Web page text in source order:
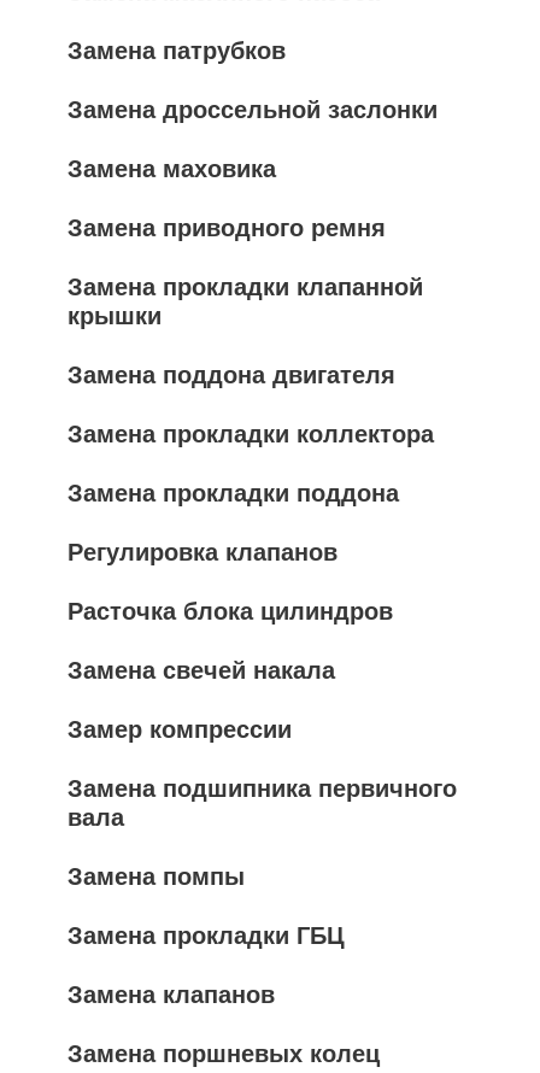
Замена патрубков
Замена дроссельной заслонки
Замена маховика
Замена приводного ремня
Замена прокладки клапанной
крышки
Замена поддона двигателя
Замена прокладки коллектора
Замена прокладки поддона
Регулировка клапанов
Расточка блока цилиндров
Замена свечей накала
Замер компрессии
Замена подшипника первичного
вала
Замена помпы
Замена прокладки ГБЦ
Замена клапанов
Замена поршневых колец